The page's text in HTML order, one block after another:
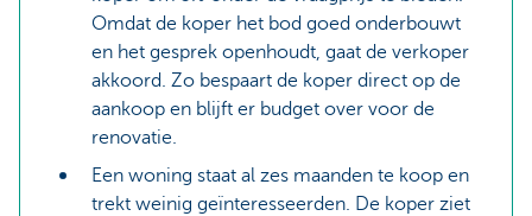
Omdat de koper het bod goed onderbouwt
en het gesprek openhoudt, gaat de verkoper
akkoord. Zo bespaart de koper direct op de
aankoop en blijft er budget over voor de
renovatie.
Een woning staat al zes maanden te koop en
trekt weinig geïnteresseerden. De koper ziet